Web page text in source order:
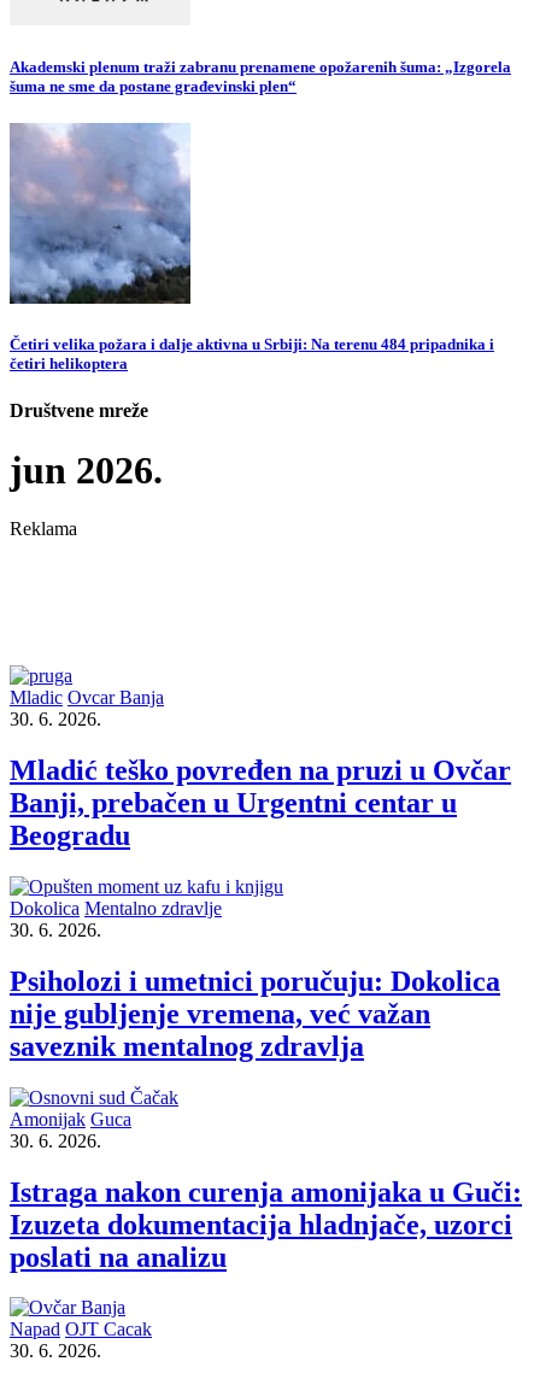
Akademski plenum traži zabranu prenamene opožarenih šuma: „Izgorela
šuma ne sme da postane građevinski plen“
Četiri velika požara i dalje aktivna u Srbiji: Na terenu 484 pripadnika i
četiri helikoptera
Društvene mreže
jun 2026.
Reklama
Mladic Ovcar Banja
30. 6. 2026.
Mladić teško povređen na pruzi u Ovčar
Banji, prebačen u Urgentni centar u
Beogradu
Dokolica Mentalno zdravlje
30. 6. 2026.
Psiholozi i umetnici poručuju: Dokolica
nije gubljenje vremena, već važan
saveznik mentalnog zdravlja
Amonijak Guca
30. 6. 2026.
Istraga nakon curenja amonijaka u Guči:
Izuzeta dokumentacija hladnjače, uzorci
poslati na analizu
Napad OJT Cacak
30. 6. 2026.